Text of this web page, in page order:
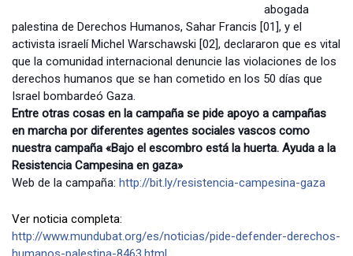
abogada
palestina de Derechos Humanos, Sahar Francis [01], y el
activista israelí Michel Warschawski [02], declararon que es vital
que la comunidad internacional denuncie las violaciones de los
derechos humanos que se han cometido en los 50 días que
Israel bombardeó Gaza.
Entre otras cosas en la campaña se pide apoyo a campañas
en marcha por diferentes agentes sociales vascos como
nuestra campaña «Bajo el escombro está la huerta. Ayuda a la
Resistencia Campesina en gaza»
Web de la campaña: http://bit.ly/resistencia-campesina-gaza
Ver noticia completa:
http://www.mundubat.org/es/noticias/pide-defender-derechos-